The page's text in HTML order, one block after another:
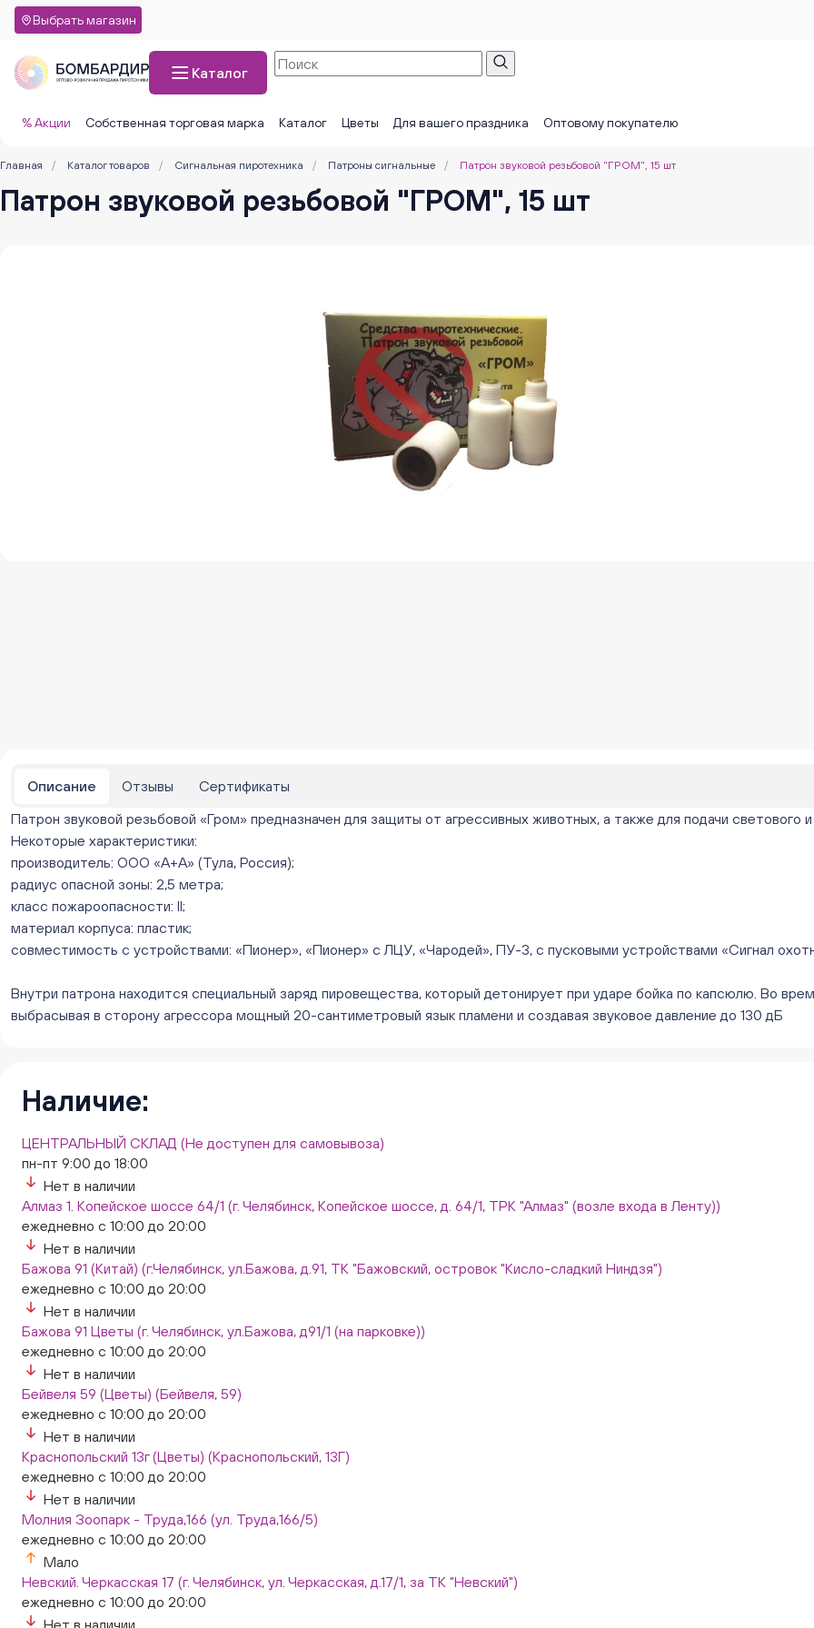
Выбрать магазин
Каталог
% Акции Собственная торговая марка Каталог Цветы Для вашего праздника Оптовому покупателю
Главная / Каталог товаров / Сигнальная пиротехника / Патроны сигнальные / Патрон звуковой резьбовой "ГРОМ", 15 шт
Патрон звуковой резьбовой "ГРОМ", 15 шт
Описание Отзывы
Сертификаты
Патрон звуковой резьбовой «Гром» предназначен для защиты от агрессивных животных, а также для подачи светового и
Некоторые характеристики:
производитель: ООО «А+А» (Тула, Россия);
радиус опасной зоны: 2,5 метра;
класс пожароопасности: II;
материал корпуса: пластик;
совместимость с устройствами: «Пионер», «Пионер» с ЛЦУ, «Чародей», ПУ-3, с пусковыми устройствами «Сигнал
Внутри патрона находится специальный заряд пировещества, который детонирует при ударе бойка по капсюлю. Во
выбрасывая в сторону агрессора мощный 20-сантиметровый язык пламени и создавая звуковое давление до 130 дБ
Наличие:
ЦЕНТРАЛЬНЫЙ СКЛАД (Не доступен для самовывоза)
пн-пт 9:00 до 18:00
Нет в наличии
Алмаз 1. Копейское шоссе 64/1 (г. Челябинск, Копейское шоссе, д. 64/1, ТРК "Алмаз" (возле входа в Ленту))
ежедневно с 10:00 до 20:00
Нет в наличии
Бажова 91 (Китай) (г.Челябинск, ул.Бажова, д.91, ТК "Бажовский, островок "Кисло-сладкий Ниндзя")
ежедневно с 10:00 до 20:00
Нет в наличии
Бажова 91 Цветы (г. Челябинск, ул.Бажова, д91/1 (на парковке))
ежедневно с 10:00 до 20:00
Нет в наличии
Бейвеля 59 (Цветы) (Бейвеля, 59)
ежедневно с 10:00 до 20:00
Нет в наличии
Краснопольский 13г (Цветы) (Краснопольский, 13Г)
ежедневно с 10:00 до 20:00
Нет в наличии
Молния Зоопарк - Труда,166 (ул. Труда,166/5)
ежедневно с 10:00 до 20:00
Мало
Невский. Черкасская 17 (г. Челябинск, ул. Черкасская, д.17/1, за ТК "Невский")
ежедневно с 10:00 до 20:00
Нет в наличии